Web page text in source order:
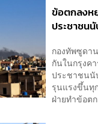
ข้อตกลงห
ประชาชน
กองทัพซูดา
กันในกรุงค
ประชาชนนั
รุนแรงขึ้นทุ
ฝ่ายทำข้อต